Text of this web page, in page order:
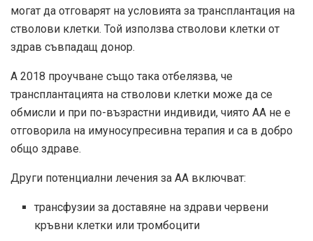
могат да отговарят на условията за трансплантация на
стволови клетки. Той използва стволови клетки от
здрав съвпадащ донор.
А 2018 проучване също така отбелязва, че
трансплантацията на стволови клетки може да се
обмисли и при по-възрастни индивиди, чиято АА не е
отговорила на имуносупресивна терапия и са в добро
общо здраве.
Други потенциални лечения за АА включват:
трансфузии за доставяне на здрави червени
кръвни клетки или тромбоцити